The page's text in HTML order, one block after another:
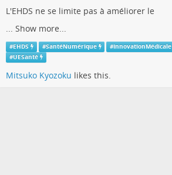
L'EHDS ne se limite pas à améliorer le
... Show more...
#EHDS #SantéNumérique #InnovationMédicale
#UESanté
Mitsuko Kyozoku likes this.